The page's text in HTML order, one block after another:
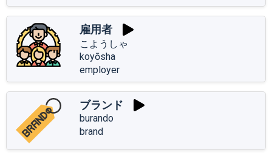
雇用者
こようしゃ
koyōsha
employer
ブランド
burando
brand